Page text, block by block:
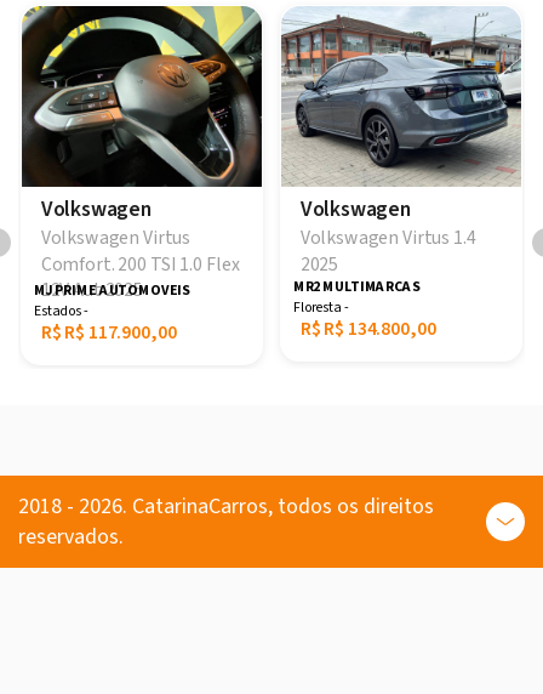
Volkswagen
Volkswagen Virtus
Comfort. 200 TSI 1.0 Flex
12V Aut 2025
R$R$ 117.900,00
MJ PRIME AUTOMOVEIS
Estados -
Volkswagen
Volkswagen Virtus 1.4
2025
R$R$ 134.800,00
MR2 MULTIMARCAS
Floresta -
2018 - 2026. CatarinaCarros, todos os direitos
reservados.